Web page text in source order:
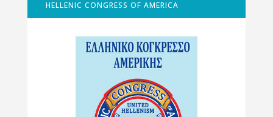
HELLENIC CONGRESS OF AMERICA